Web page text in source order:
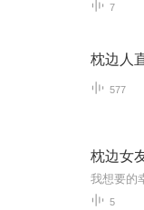
7
枕边人
577
枕边女
5